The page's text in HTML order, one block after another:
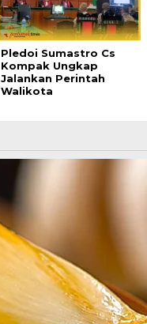
Pledoi Sumastro Cs
Kompak Ungkap
Jalankan Perintah
Walikota